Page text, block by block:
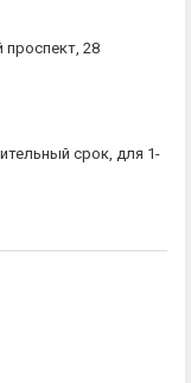
проспект, 28
срок, для 1-